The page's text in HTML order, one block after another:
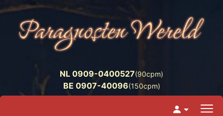
NL 0909-0400527(90cpm)
BE 0907-40096(150cpm)